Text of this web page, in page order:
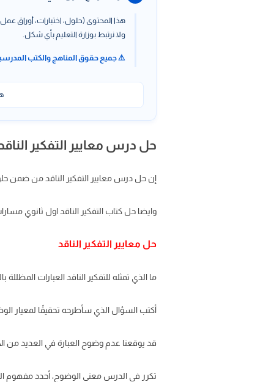
هذا المحتوى (حلول، اختبارات، أوراق
ولا نرتبط بوزارة التعليم بأي شكل.
⚠️ جميع حقوق المناهج والكتب
حل درس معايير التفكير
إن حل درس معايير التفكير الناقد من ضمن
وايضا حل كتاب التفكير الناقد اول ثانوي
حل معايير التفكير الناقد
ما الذي تمثله للتفكير الناقد العبارات المظللة
أكتب السؤال الذي سأطرحه تحقيقًا لمعيار
قد يوقعنا عدم وضوح العبارة في العديد من
تكرر في الدرس معنى الوضوح، أحدد مفهوم